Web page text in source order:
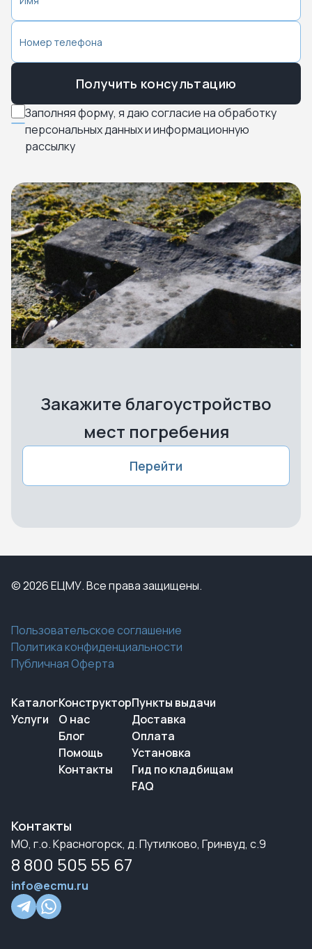
Заполняя форму, я даю согласие на обработку
персональных данных и информационную
рассылку
Получить консультацию
Закажите благоустройство
мест погребения
Перейти
© 2026 ЕЦМУ. Все права защищены.
Пользовательское соглашение
Политика конфиденциальности
Публичная Оферта
Каталог
Услуги
Конструктор
О нас
Блог
Помощь
Контакты
Пункты выдачи
Доставка
Оплата
Установка
Гид по кладбищам
FAQ
Контакты
МО, г.о. Красногорск, д. Путилково, Гринвуд, с.9
8 800 505 55 67
info@ecmu.ru